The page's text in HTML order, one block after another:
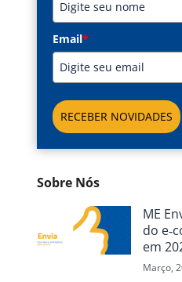
Email*
RECEBER NOVIDADES
Sobre Nós
ME
do
em
Março,